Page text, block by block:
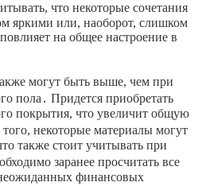
что некоторые сочетания
яркими или, наоборот, слишком
на общее настроение в
могут быть выше, чем при
пола․ Придется приобретать
покрытия, что увеличит общую
некоторые материалы могут
также стоит учитывать при
заранее просчитать все
финансовых